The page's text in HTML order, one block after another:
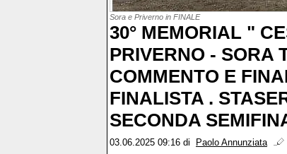
Sora e Priverno in FINALE
30° MEMORIAL "
PRIVERNO - SORA
COMMENTO E
FINALISTA .
SECONDA
03.06.2025 09:16 di Paolo Annunziata